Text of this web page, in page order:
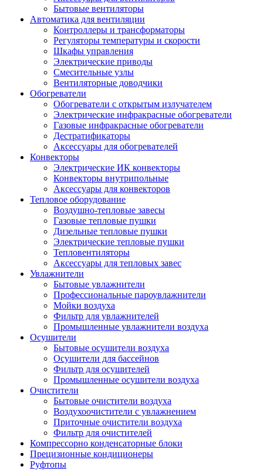
Бытовые вентиляторы
Автоматика для вентиляции
Контроллеры и трансформаторы
Регуляторы температуры и скорости
Шкафы управления
Электрические приводы
Смесительные узлы
Вентиляторные доводчики
Обогреватели
Обогреватели с открытым излучателем
Электрические инфракрасные обогреватели
Газовые инфракрасные обогреватели
Дестратификаторы
Аксессуары для обогревателей
Конвекторы
Электрические ИК конвекторы
Конвекторы внутрипольные
Аксессуары для конвекторов
Тепловое оборудование
Воздушно-тепловые завесы
Газовые тепловые пушки
Дизельные тепловые пушки
Электрические тепловые пушки
Тепловентиляторы
Аксессуары для тепловых завес
Увлажнители
Бытовые увлажнители
Профессиональные пароувлажнители
Мойки воздуха
Фильтр для увлажнителей
Промышленные увлажнители воздуха
Осушители
Бытовые осушители воздуха
Осушители для бассейнов
Фильтр для осушителей
Промышленные осушители воздуха
Очистители
Бытовые очистители воздуха
Воздухоочистители с увлажнением
Приточные очистители воздуха
Фильтр для очистителей
Компрессорно конденсаторные блоки
Прецизионные кондиционеры
Руфтопы